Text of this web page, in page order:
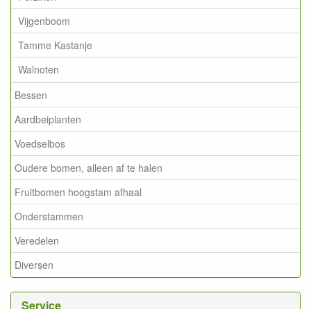
Vijgenboom
Tamme Kastanje
Walnoten
Bessen
Aardbeiplanten
Voedselbos
Oudere bomen, alleen af te halen
Fruitbomen hoogstam afhaal
Onderstammen
Veredelen
Diversen
Service